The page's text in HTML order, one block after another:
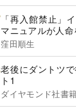
「再入館禁止」
マニュアルが人
窪田順生
老後にダントツ
ト1
ダイヤモンド社書